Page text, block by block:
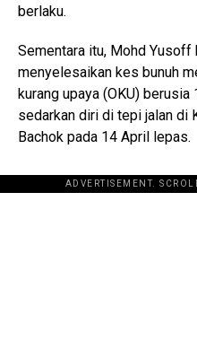
berlaku.
Sementara itu, Mohd Yusoff
menyelesaikan kes bunuh
kurang upaya (OKU)
sedarkan diri di tepi jalan di
Bachok pada 14 April lepas.
ADVERTISEMENT.